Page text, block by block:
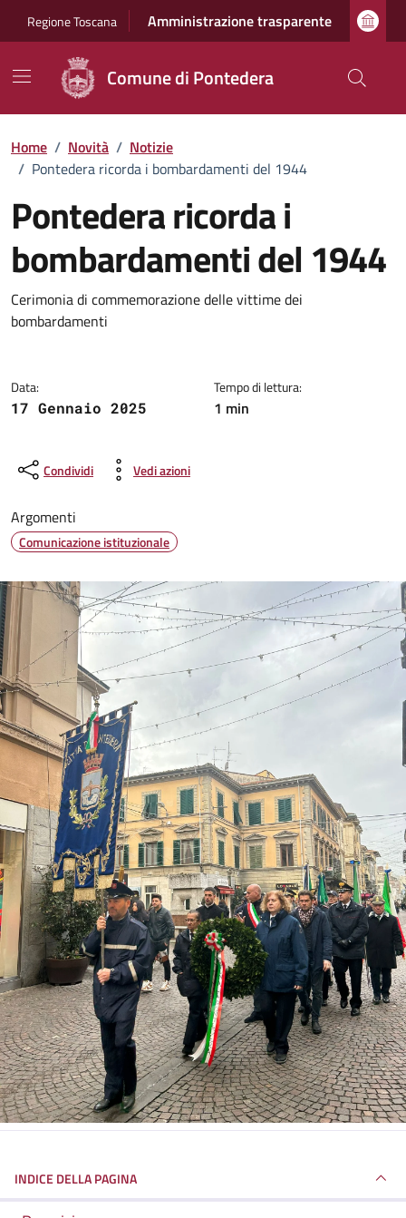
Regione Toscana Amministrazione trasparente
Comune di Pontedera
Home / Novità / Notizie
/ Pontedera ricorda i bombardamenti del 1944
Pontedera ricorda i
bombardamenti del 1944
Dettagli della notizia
Cerimonia di commemorazione delle vittime dei
bombardamenti
Data:
17 Gennaio 2025
Tempo di lettura:
1 min
Condividi Vedi azioni
Argomenti
Comunicazione istituzionale
INDICE DELLA PAGINA